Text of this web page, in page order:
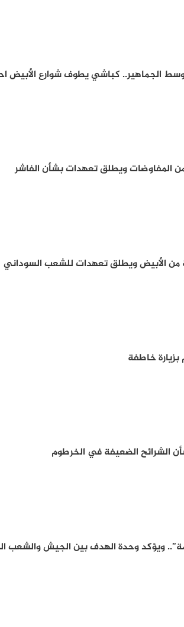
الجماهير.. كباشي يطوف شوارع الأبيض
المفاوضات ويطلق تعهدات بشأن الفاشر
من الأبيض ويطلق تعهدات للشعب السوداني
خاطفة
الشرائح الضعيفة في الخرطوم
ويؤكد وحدة الهدف بين الجيش والشعب